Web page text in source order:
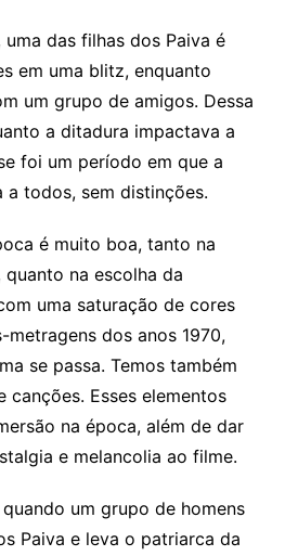
das filhas dos Paiva é
em uma blitz, enquanto
um grupo de amigos. Dessa
a ditadura impactava a
foi um período em que a
a todos, sem distinções.
é muito boa, tanto na
na escolha da
uma saturação de cores
dos anos 1970,
se passa. Temos também
canções. Esses elementos
na época, além de dar
e melancolia ao filme.
um grupo de homens
Paiva e leva o patriarca da